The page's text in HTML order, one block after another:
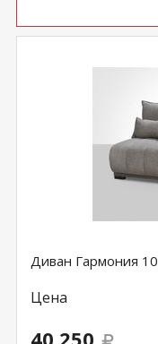
Диван Гармония 10
Цена
40 250